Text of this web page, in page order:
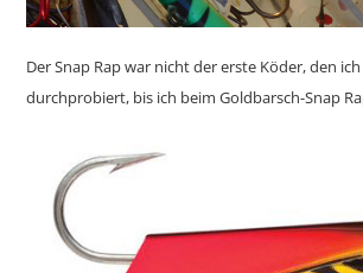
Der Snap Rap war nicht der erste Köder, den
durchprobiert, bis ich beim Goldbarsch-Snap